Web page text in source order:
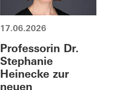
17.06.2026
Professorin Dr.
Stephanie
Heinecke zur
neuen